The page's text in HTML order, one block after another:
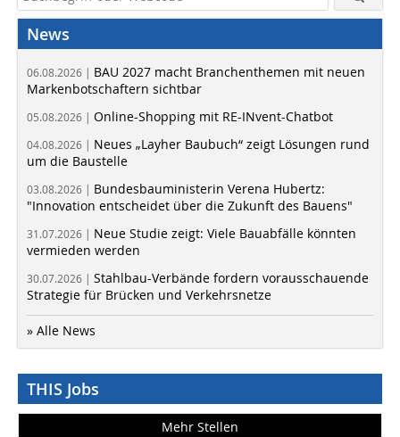
News
06.08.2026 | BAU 2027 macht Branchenthemen mit neuen
Markenbotschaftern sichtbar
05.08.2026 | Online-Shopping mit RE-INvent-Chatbot
04.08.2026 | Neues „Layher Baubuch“ zeigt Lösungen rund
um die Baustelle
03.08.2026 | Bundesbauministerin Verena Hubertz:
"Innovation entscheidet über die Zukunft des Bauens"
31.07.2026 | Neue Studie zeigt: Viele Bauabfälle könnten
vermieden werden
30.07.2026 | Stahlbau-Verbände fordern vorausschauende
Strategie für Brücken und Verkehrsnetze
» Alle News
THIS Jobs
Mehr Stellen